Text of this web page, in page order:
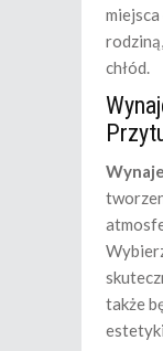
chłód.
także